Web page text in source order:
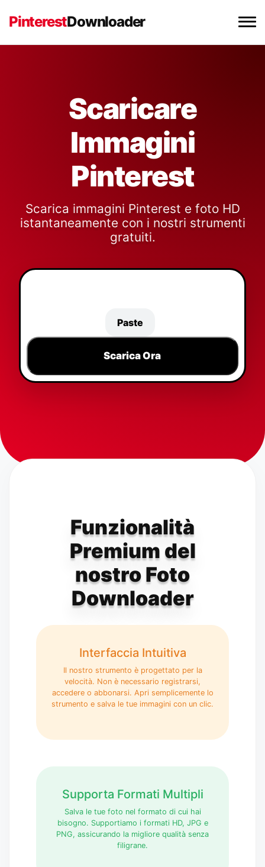
PinterestDownloader
Scaricare Immagini Pinterest
Scaricare GIF Pinterest
Estensione Chrome
Scaricare
Immagini
Pinterest
Scarica immagini Pinterest e foto HD
istantaneamente con i nostri strumenti
gratuiti.
Paste
Scarica Ora
Funzionalità
Premium del
nostro Foto
Downloader
Interfaccia Intuitiva
Il nostro strumento è progettato per la
velocità. Non è necessario registrarsi,
accedere o abbonarsi. Apri semplicemente lo
strumento e salva le tue immagini con un clic.
Supporta Formati Multipli
Salva le tue foto nel formato di cui hai
bisogno. Supportiamo i formati HD, JPG e
PNG, assicurando la migliore qualità senza
filigrane.